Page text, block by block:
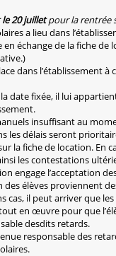
20 juilletpour la rentrée
a lieu dans
en échange de la fiche
dans
date fixée, il lui
insuffisant au
les délais seront
la fiche de location. En
les contestations
engage l’acceptation
élèves proviennent
cas, il peut arriver que
en œuvre pour que
desdits retards.
responsable des